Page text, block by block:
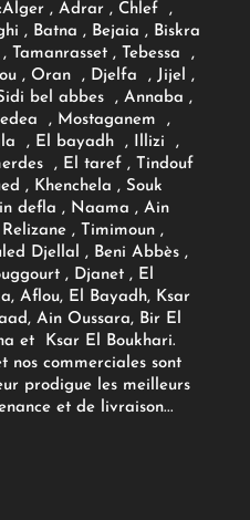
Alger , Adrar, Chlef ,
, Batna , Bejaia , Biskra
, Tebessa ,
, Oran , Djelfa , Jijel ,
bel abbes , Annaba ,
, Mostaganem ,
, El bayadh , Illizi ,
, El taref , Tindouf
, Khenchela , Souk
defla , Naama , Ain
, Timimoun ,
Djellal , Beni Abbès ,
, Djanet , El
Aflou, El Bayadh, Ksar
Ain Oussara, Bir El
et Ksar El Boukhari.
nos commerciales sont
prodigue les meilleurs
et de livraison...